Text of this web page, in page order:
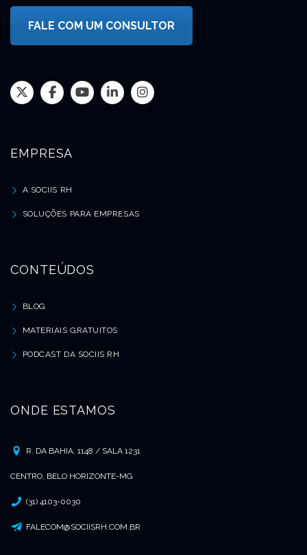
FALE COM UM CONSULTOR
EMPRESA
A SOCIIS RH
SOLUÇÕES PARA EMPRESAS
CONTEÚDOS
BLOG
MATERIAIS GRATUITOS
PODCAST DA SOCIIS RH
ONDE ESTAMOS
R. DA BAHIA, 1148 / SALA 1231
CENTRO, BELO HORIZONTE-MG
(31) 4103-0030
FALECOM@SOCIISRH.COM.BR